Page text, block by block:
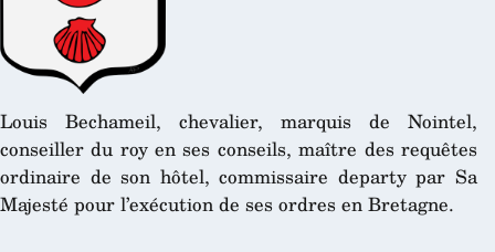
Louis Bechameil, chevalier, marquis de Nointel,
conseiller du roy en ses conseils, maître des requêtes
ordinaire de son hôtel, commissaire departy par Sa
Majesté pour l’exécution de ses ordres en Bretagne.